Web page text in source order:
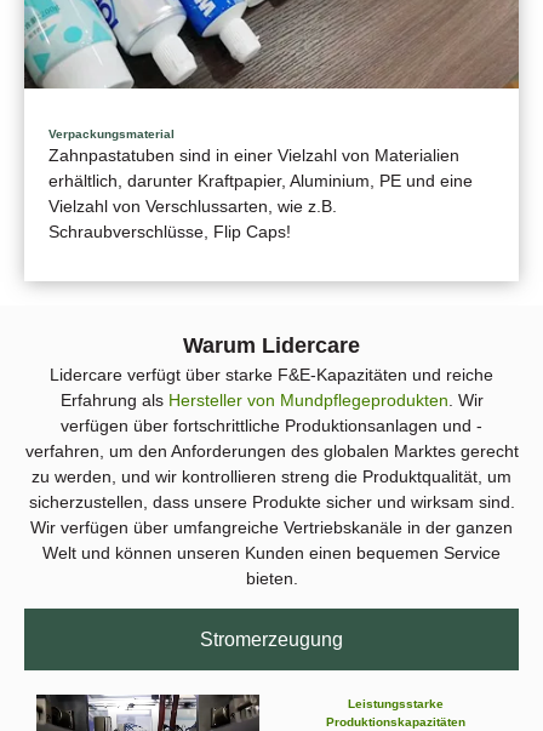
Verpackungsmaterial
Zahnpastatuben sind in einer Vielzahl von Materialien
erhältlich, darunter Kraftpapier, Aluminium, PE und eine
Vielzahl von Verschlussarten, wie z.B.
Schraubverschlüsse, Flip Caps!
Warum Lidercare
Lidercare verfügt über starke F&E-Kapazitäten und reiche
Erfahrung als Hersteller von Mundpflegeprodukten . Wir
verfügen über fortschrittliche Produktionsanlagen und -
verfahren, um den Anforderungen des globalen Marktes gerecht
zu werden, und wir kontrollieren streng die Produktqualität, um
sicherzustellen, dass unsere Produkte sicher und wirksam sind.
Wir verfügen über umfangreiche Vertriebskanäle in der ganzen
Welt und können unseren Kunden einen bequemen Service
bieten.
Stromerzeugung
Leistungsstarke
Produktionskapazitäten